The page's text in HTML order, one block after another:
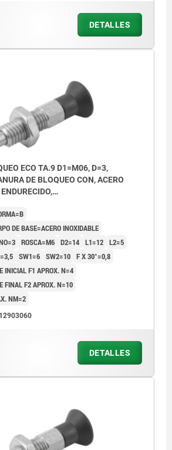
DETALLES
ECO TA.9 D1=M06, D=3,
DE BLOQUEO CON, ACERO
DE BASE=ACERO INOXIDABLE
ROSCA=M6 D2=14 L1=12 L2=5
SW1=6 SW2=10 F X 30°=0,8
INICIAL F1 APROX. N=4
FINAL F2 APROX. N=10
NM=2
DETALLES